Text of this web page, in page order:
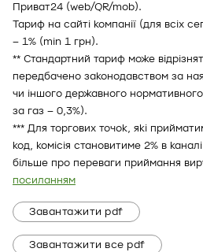
Приват24 (web/QR/mob).
Тариф на сайті компанії (для всіх
– 1% (min 1 грн).
** Стандартний тариф може
передбачено законодавством за
чи іншого державного
за газ – 0,3%).
*** Для торгових точок, які
код, комісія становитиме 2% в
більше про переваги приймання
посиланням
Завантажити pdf
Завантажити все pdf